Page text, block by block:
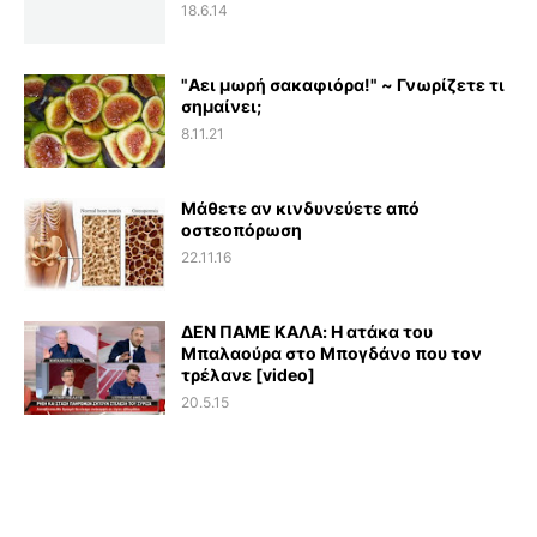
18.6.14
"Αει μωρή σακαφιόρα!" ~ Γνωρίζετε τι
σημαίνει;
8.11.21
Μάθετε αν κινδυνεύετε από
οστεοπόρωση
22.11.16
ΔΕΝ ΠΑΜΕ ΚΑΛΑ: Η ατάκα του
Μπαλαούρα στο Μπογδάνο που τον
τρέλανε [video]
20.5.15